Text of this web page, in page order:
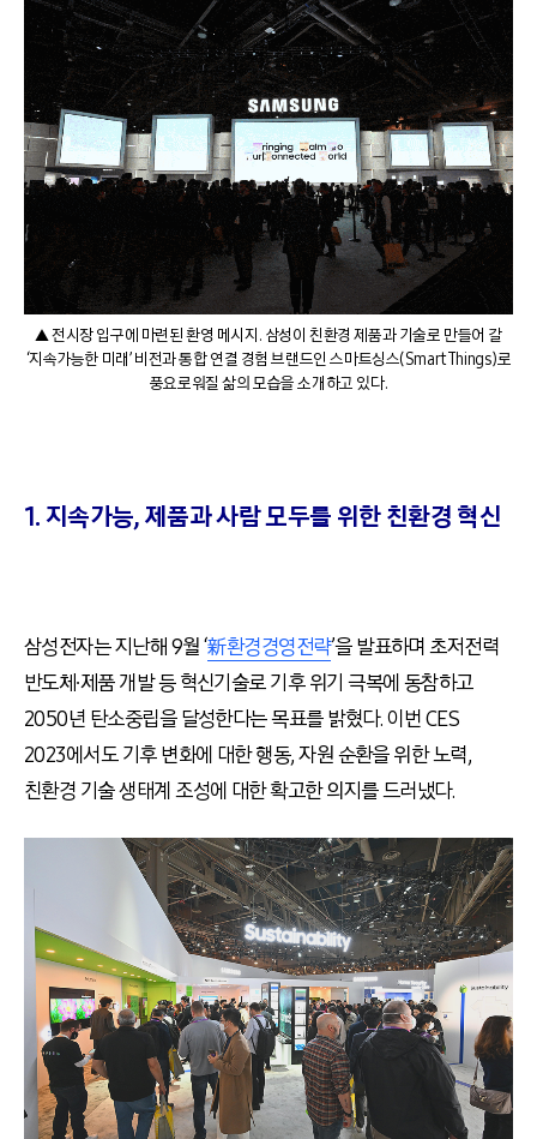
▲ 전시장 입구에 마련된 환영 메시지. 삼성이 친환경 제품과 기술로 만들어 갈
‘지속가능한 미래’ 비전과 통합 연결 경험 브랜드인 스마트싱스(SmartThings)로
풍요로워질 삶의 모습을 소개하고 있다.
1. 지속가능,제품과 사람 모두를 위한 친환경 혁신
삼성전자는 지난해 9월‘新환경경영전략’을 발표하며 초저전력
반도체∙제품 개발 등 혁신기술로 기후 위기 극복에 동참하고
2050년 탄소중립을 달성한다는 목표를 밝혔다.이번CES
2023에서도 기후 변화에 대한 행동,자원 순환을 위한 노력,
친환경 기술 생태계 조성에 대한 확고한 의지를 드러냈다.